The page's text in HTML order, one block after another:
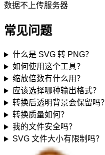
数据不上传服务器
常见问题
什么是 SVG 转 PNG？
如何使用这个工具？
缩放倍数有什么用？
应该选择哪种输出格式？
转换后透明背景会保留吗？
转换质量如何？
我的文件安全吗？
SVG 文件大小有限制吗？